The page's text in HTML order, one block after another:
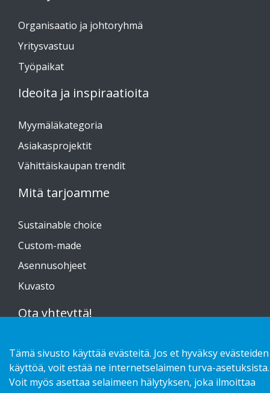
Organisaatio ja johtoryhmä
Yritysvastuu
Työpaikat
Ideoita ja inspiraatioita
Myymäläkategoria
Asiakasprojektit
Vähittäiskaupan trendit
Mitä tarjoamme
Sustainable choice
Custom-made
Asennusohjeet
Kuvasto
Ota yhteyttä!
Tämä sivusto käyttää evästeitä. Jos et hyväksy evästeiden
käyttöä, voit estää ne internetselaimen turva-asetuksista.
Voit myös asettaa selaimeen hälytyksen, joka ilmoittaa